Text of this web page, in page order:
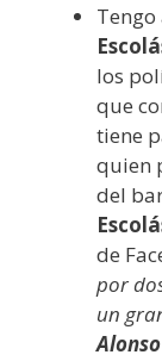
Tengo
los
que
tiene
quien
del
de
por
un